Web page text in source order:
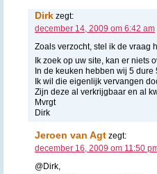
Dirk zegt:
december 14, 2009 om 6:42 am
Zoals verzocht, stel ik de vraag
Ik zoek op uw site, kan er niets
In de keuken hebben wij 5
Ik wil die eigenlijk vervangen
Zijn deze al verkrijgbaar en al
Mvrgt
Dirk
Jeroen van Agt zegt:
december 16, 2009 om 11:50
@Dirk,